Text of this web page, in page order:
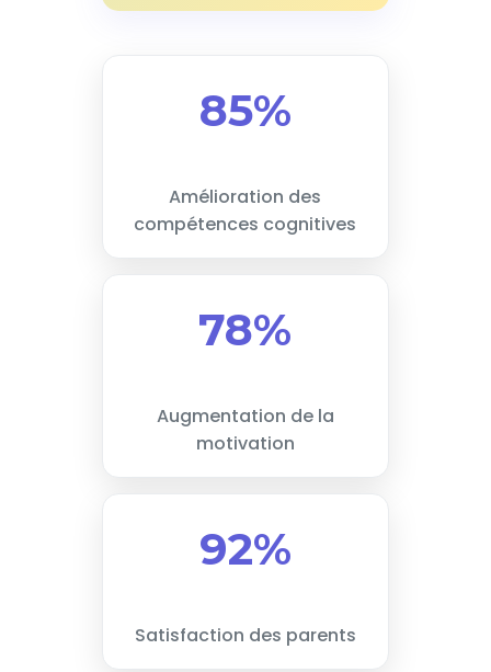
85%
Amélioration des
compétences cognitives
78%
Augmentation de la
motivation
92%
Satisfaction des parents